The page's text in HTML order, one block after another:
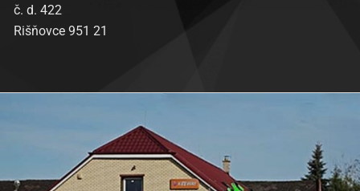
č. d. 422
Rišňovce 951 21